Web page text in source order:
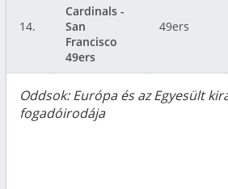
14.
Cardinals -
San
Francisco
49ers
49ers
Oddsok: Európa és az Egyesült
fogadóirodája